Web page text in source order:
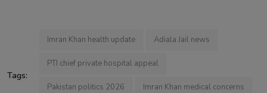
Tags:
Imran Khan health update Adiala Jail news
PTI chief private hospital appeal
Pakistan politics 2026 Imran Khan medical concerns